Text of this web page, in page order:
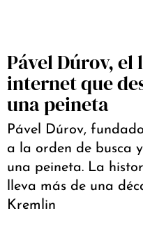
Pável Dúrov,
internet que
una peineta
Pável Dúrov,
a la orden de busca
una peineta. La
lleva más de una
Kremlin